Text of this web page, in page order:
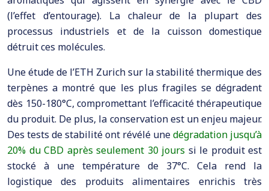
(l’effet d’entourage). La chaleur de la plupart des
processus industriels et de la cuisson domestique
détruit ces molécules.
Une étude de l’ETH Zurich sur la stabilité thermique des
terpènes a montré que les plus fragiles se dégradent
dès 150-180°C, compromettant l’efficacité thérapeutique
du produit. De plus, la conservation est un enjeu majeur.
Des tests de stabilité ont révélé unedégradation jusqu’à
20% du CBD après seulement 30 jours si le produit est
stocké à une température de 37°C. Cela rend la
logistique des produits alimentaires enrichis très